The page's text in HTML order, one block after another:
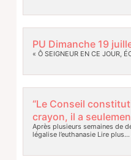
PU Dimanche 19
« Ô SEIGNEUR EN CE JOUR,
“Le Conseil
crayon, il a
Après plusieurs semaines de
légalise l’euthanasieLire plus…